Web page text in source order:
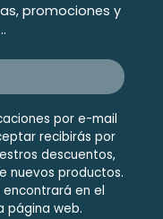
promociones y
por e-mail
recibirás por
descuentos,
nuevos productos.
en el
página web.